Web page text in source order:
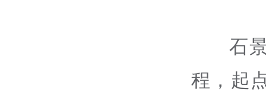
石
程，起